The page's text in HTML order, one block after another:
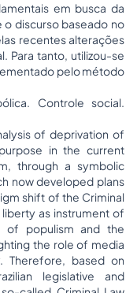
em busca da
o discurso baseado no
recentes alterações
Para tanto, utilizou-se
pelo método
Controle social.
of deprivation of
in the current
through a symbolic
now developed plans
shift of the Criminal
as instrument of
of populism and the
the role of media
Therefore, based on
legislative and